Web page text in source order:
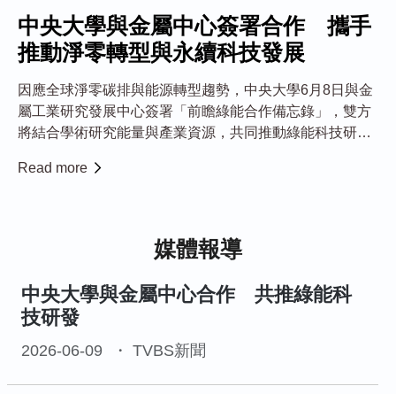
中央大學與金屬中心簽署合作 攜手
推動淨零轉型與永續科技發展
因應全球淨零碳排與能源轉型趨勢，中央大學6月8日與金
屬工業研究發展中心簽署「前瞻綠能合作備忘錄」，雙方
將結合學術研究能量與產業資源，共同推動綠能科技研
之合作平台。 本次簽署儀式由中央大學校長蕭述三與金屬
Read more
媒體報導
中央大學與金屬中心合作 共推綠能科
技研發
2026-06-09 TVBS新聞